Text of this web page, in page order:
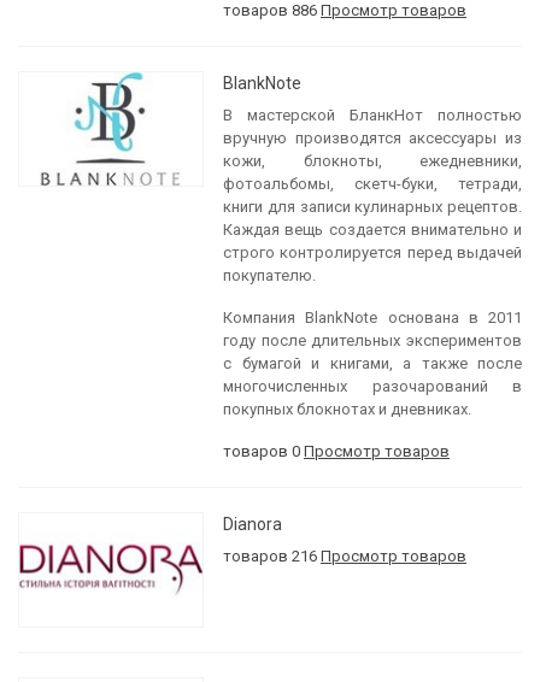
товаров 886 Просмотр товаров
BlankNote
В мастерской БланкНот полностью
вручную производятся аксессуары из
кожи, блокноты, ежедневники,
фотоальбомы, скетч-буки, тетради,
книги для записи кулинарных рецептов.
Каждая вещь создается внимательно и
строго контролируется перед выдачей
покупателю.
Компания BlankNote основана в 2011
году после длительных экспериментов
с бумагой и книгами, а также после
многочисленных разочарований в
покупных блокнотах и дневниках.
товаров 0 Просмотр товаров
Dianora
товаров 216 Просмотр товаров